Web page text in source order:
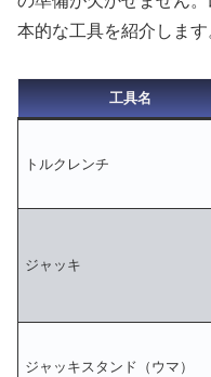
本的な工具を紹介します
工具名
トルクレンチ
ジャッキ
ジャッキスタンド（ウマ）